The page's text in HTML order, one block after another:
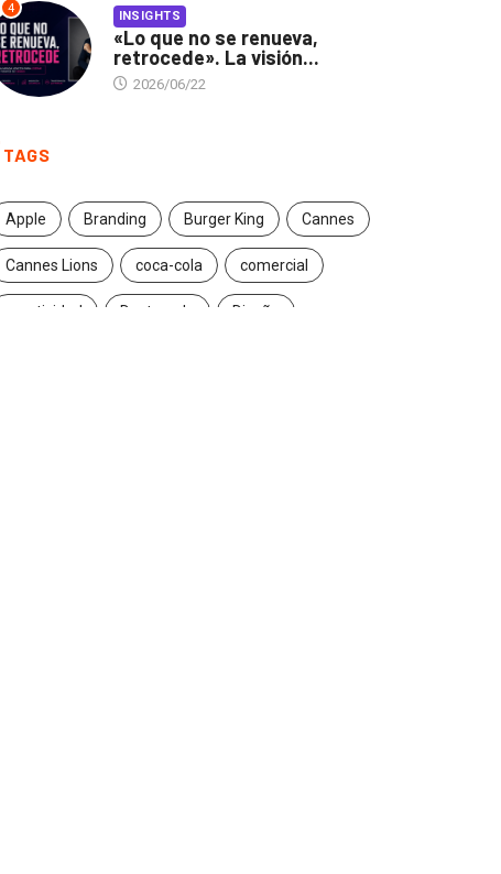
4 INSIGHTS
«Lo que no se renueva,
retrocede». La visión...
2026/06/22
TAGS
Apple Branding Burger King Cannes
Cannes Lions coca-cola comercial
creatividad Destacado Diseño